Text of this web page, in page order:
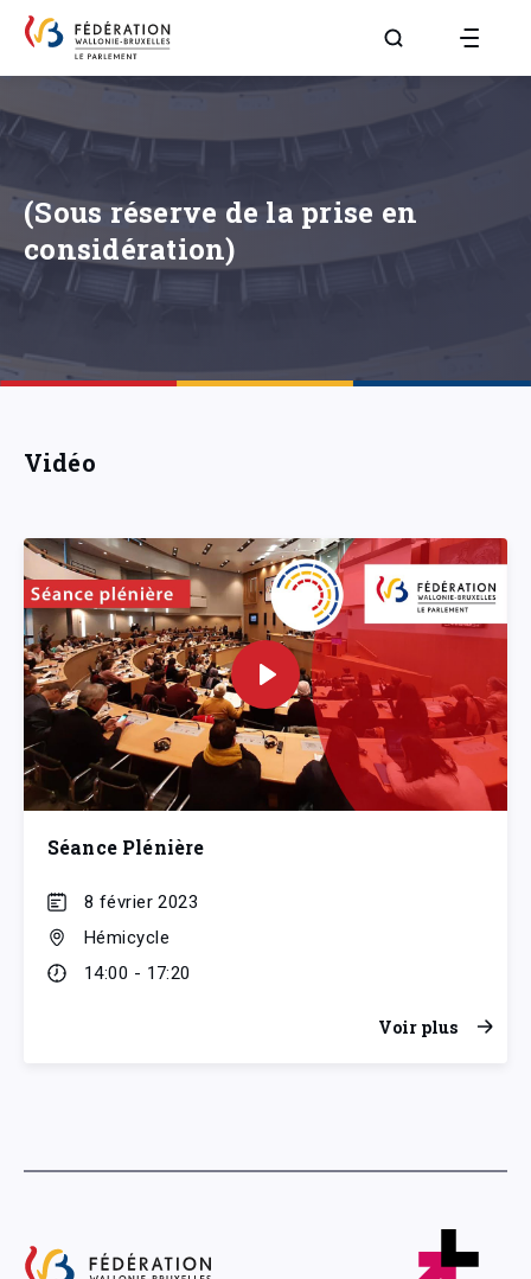
Aller à la page
(Sous réserve de la prise en
considération)
Vidéo
Séance Plénière
8 février 2023
Hémicycle
14:00 - 17:20
Voir plus